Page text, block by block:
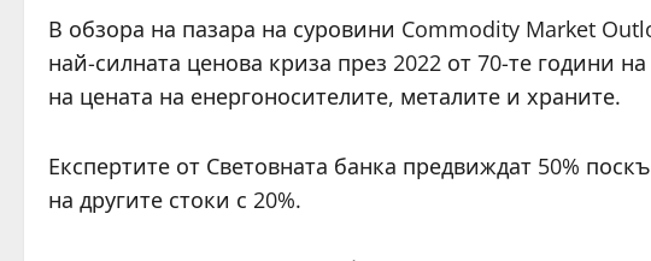
В обзора на пазара на суровини Commodity Market
най-силната ценова криза през 2022 от 70-те години
на цената на енергоносителите, металите и храните.
Експертите от Световната банка предвиждат 50%
на другите стоки с 20%.